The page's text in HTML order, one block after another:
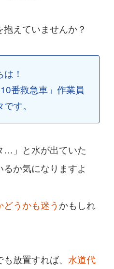
えていませんか？
！
番救急車」作業員
す。
」と水が出ていた
か気になりますよ
うかも迷う かもしれ
放置すれば、 水道代